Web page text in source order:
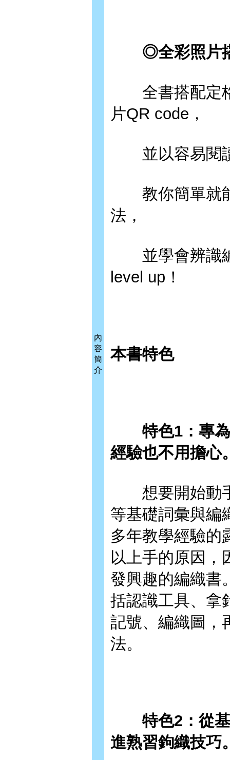
內
容
簡
介
◎全彩照片搭
全書搭配定格
片QR code，
並以容易閱讀
教你簡單就能
法，
並學會辨識編
level up！
本書特色
特色1：專為
經驗也不用擔心
想要開始動手
等基礎詞彙與編
多年教學經驗的
以上手的原因，
發興趣的編織書
括認識工具、拿
記號、編織圖，
法。
特色2：從基
進熟習鉤織技巧